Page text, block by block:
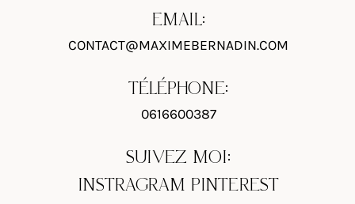
EMAIL:
CONTACT@MAXIMEBERNADIN.COM
TÉLÉPHONE:
0616600387
SUIVEZ MOI:
INSTRAGRAM PINTEREST